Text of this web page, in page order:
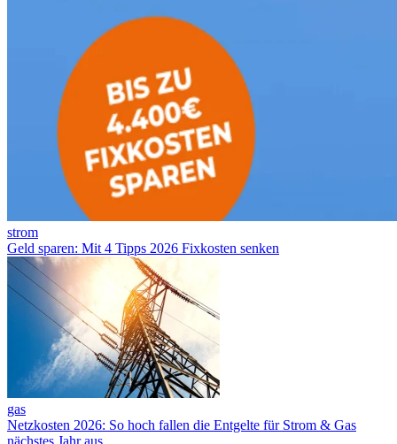
strom
Geld sparen: Mit 4 Tipps 2026 Fixkosten senken
gas
Netzkosten 2026: So hoch fallen die Entgelte für Strom & Gas